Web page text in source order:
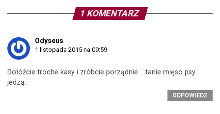
1 KOMENTARZ
Odyseus
1 listopada 2015 na 09:59
Dołóżcie troche kasy i zróbcie porządnie…..tanie mięso psy
jedzą.
ODPOWIEDZ